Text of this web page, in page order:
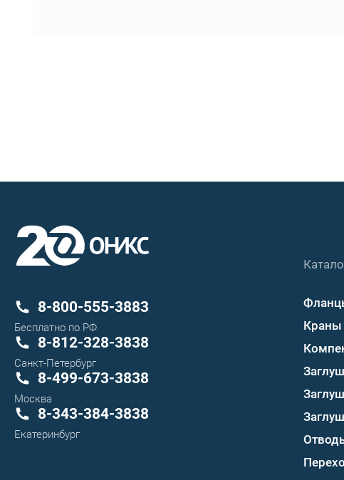
8-800-555-3883
Бесплатно по РФ
8-812-328-3838
Санкт-Петербург
8-499-673-3838
Москва
8-343-384-3838
Екатеринбург
Краны